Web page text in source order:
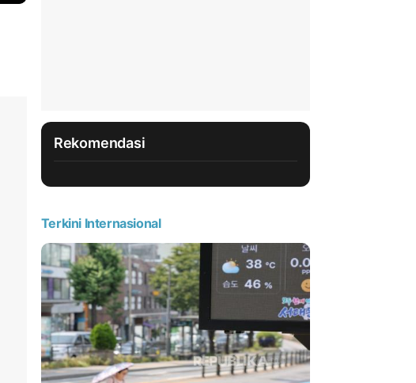
Rekomendasi
Terkini Internasional